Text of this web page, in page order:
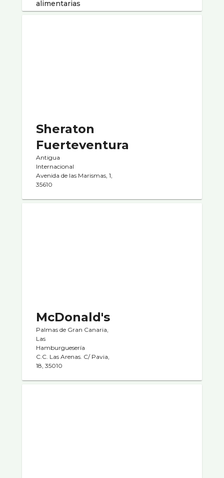
alimentarias
Sheraton
Fuerteventura
Antigua
Internacional
Avenida de las Marismas, 1,
35610
McDonald's
Palmas de Gran Canaria,
Las
Hamburgueserí­a
C.C. Las Arenas. C/ Pavia,
18, 35010